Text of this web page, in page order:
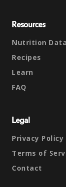
Resources
Nutrition
Recipes
Learn
FAQ
Legal
Privacy Policy
Terms of
Contact